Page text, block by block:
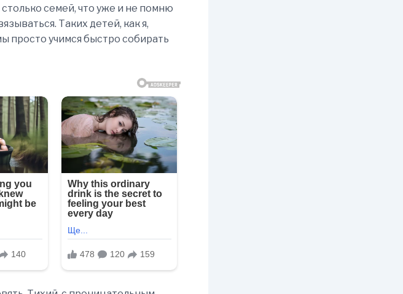
семей, что уже и не помню
Таких детей, как я,
просто учимся быстро собирать